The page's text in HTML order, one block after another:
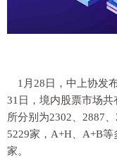
1月28日，中上协发
31日，境内股票市场
所分别为2302、2887
5229家，A+H、A+B
家。